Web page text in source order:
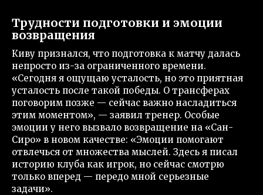
Трудности подготовки и эмоции
возвращения
Киву признался, что подготовка к матчу далась
непросто из-за ограниченного времени.
«Сегодня я ощущаю усталость, но это приятная
усталость после такой победы. О трансферах
поговорим позже — сейчас важно насладиться
этим моментом», — заявил тренер. Особые
эмоции у него вызвало возвращение на «Сан-
Сиро» в новом качестве: «Эмоции помогают
отвлечься от множества мыслей. Здесь я писал
историю клуба как игрок, но сейчас смотрю
только вперед — передо мной серьезные
задачи».